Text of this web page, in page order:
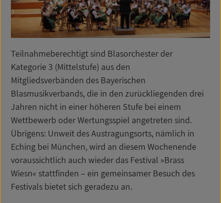
Teilnahmeberechtigt sind Blasorchester der
Kategorie 3 (Mittelstufe) aus den
Mitgliedsverbänden des Bayerischen
Blasmusikverbands, die in den zurückliegenden drei
Jahren nicht in einer höheren Stufe bei einem
Wettbewerb oder Wertungsspiel angetreten sind.
Übrigens: Unweit des Austragungsorts, nämlich in
Eching bei München, wird an diesem Wochenende
voraussichtlich auch wieder das Festival »Brass
Wiesn« stattfinden – ein gemeinsamer Besuch des
Festivals bietet sich geradezu an.